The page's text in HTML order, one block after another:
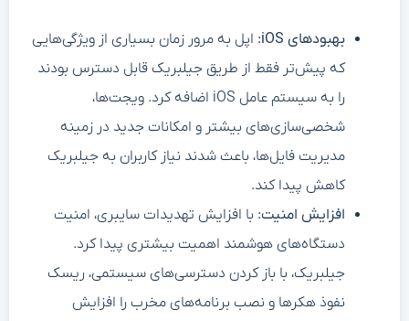
بهبودهای iOS:
اپل به مرور زمان بسیاری از ویژگی‌هایی
که پیش‌تر فقط از طریق جیلبریک قابل دسترس بودند
را به سیستم عامل iOS اضافه کرد. ویجت‌ها،
شخصی‌سازی‌های بیشتر و امکانات جدید در زمینه
مدیریت فایل‌ها، باعث شدند نیاز کاربران به جیلبریک
کاهش پیدا کند.
افزایش امنیت: با افزایش تهدیدات سایبری، امنیت
دستگاه‌های هوشمند اهمیت بیشتری پیدا کرد.
جیلبریک، با باز کردن دسترسی‌های سیستمی، ریسک
نفوذ هکرها و نصب برنامه‌های مخرب را افزایش